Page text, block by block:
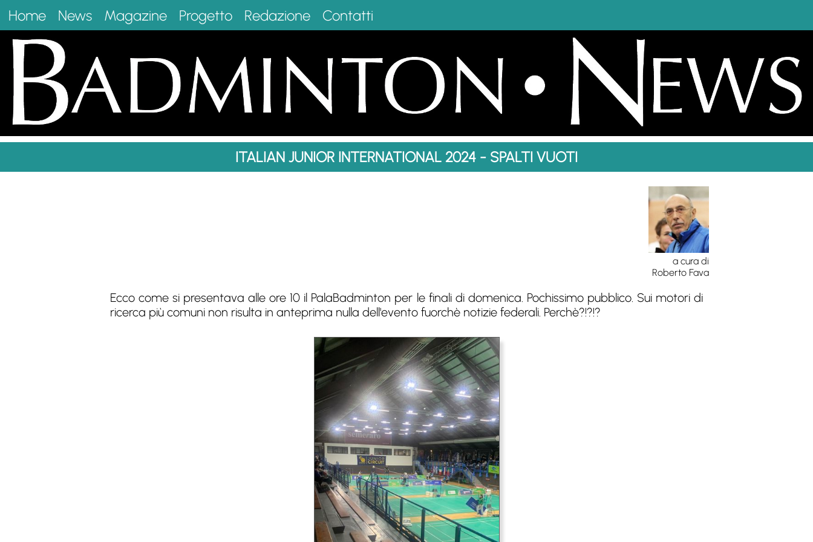
Home News Magazine Progetto Redazione Contatti
ITALIAN JUNIOR INTERNATIONAL 2024 - SPALTI VUOTI
a cura di
Roberto Fava
Ecco come si presentava alle ore 10 il PalaBadminton per le finali di domenica. Pochissimo pubblico. Sui motori di
ricerca più comuni non risulta in anteprima nulla dell'evento fuorchè notizie federali. Perchè?!?!?